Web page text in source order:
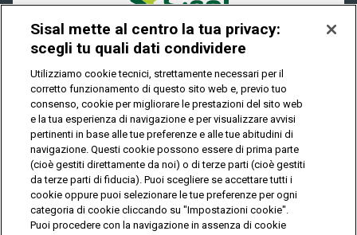
Come riscuotere
Privacy
IL GIOCO È VIETATO AI MINORI E PUÒ CAUSARE
DIPENDENZA PATOLOGICA
© Copyright Sisal Italia S.p.A. - P.I. 02433760135
Privacy Cookies
Mappa
del
sito
Sisal mette al centro la tua privacy:
scegli tu quali dati condividere
Utilizziamo cookie tecnici, strettamente necessari per il
corretto funzionamento di questo sito web e, previo tuo
consenso, cookie per migliorare le prestazioni del sito web
e la tua esperienza di navigazione e per visualizzare avvisi
pertinenti in base alle tue preferenze e alle tue abitudini di
navigazione. Questi cookie possono essere di prima parte
(cioè gestiti direttamente da noi) o di terze parti (cioè gestiti
da terze parti di fiducia). Puoi scegliere se accettare tutti i
cookie oppure puoi selezionare le tue preferenze per ogni
categoria di cookie cliccando su "Impostazioni cookie".
Puoi procedere con la navigazione in assenza di cookie